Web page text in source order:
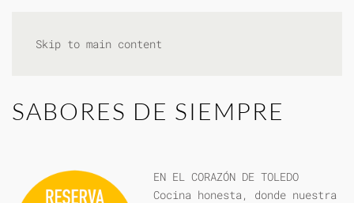
Skip to main content
SABORES DE SIEMPRE
EN EL CORAZÓN DE TOLEDO
Cocina honesta, donde nuestra